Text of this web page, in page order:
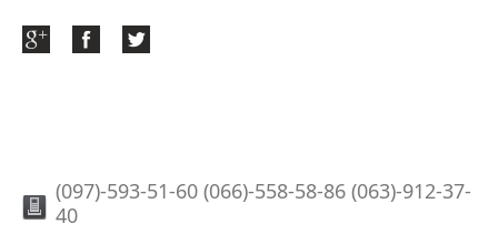
(097)-593-51-60 (066)-558-58-86 (063)-912-37-
40